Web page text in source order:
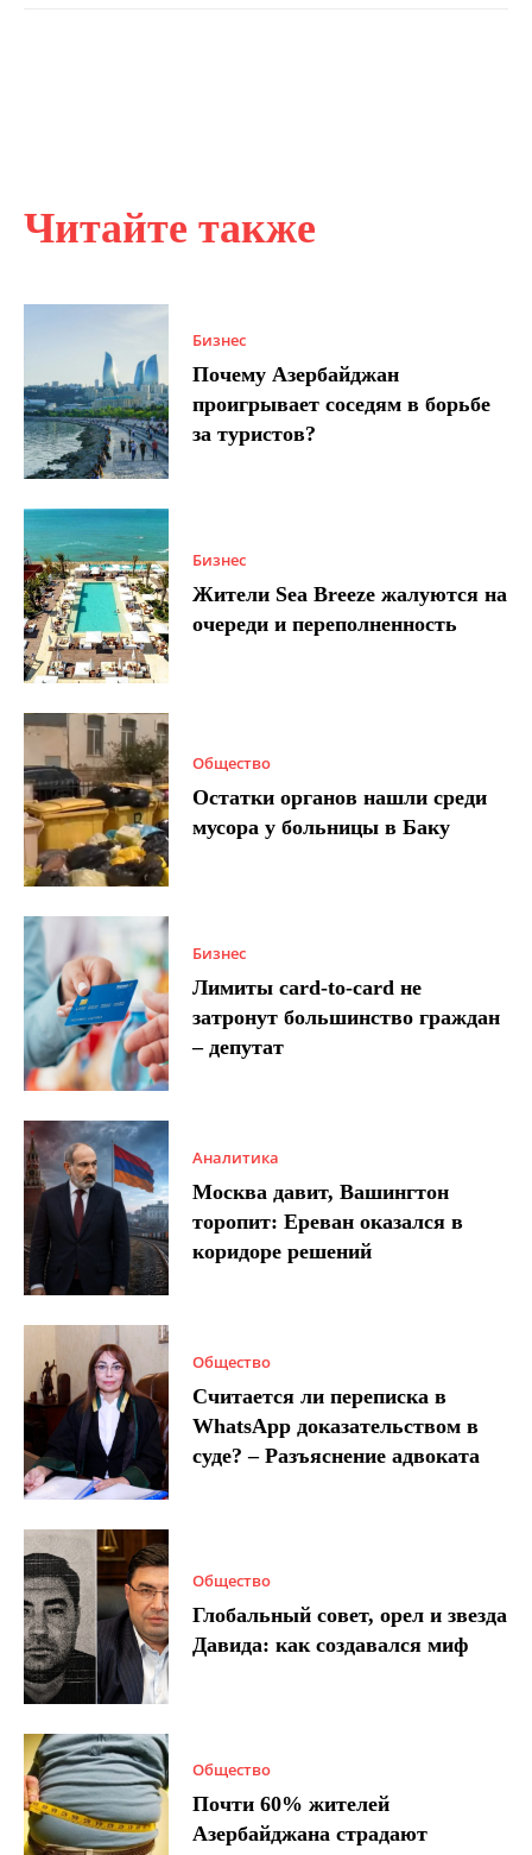
Читайте также
Бизнес
Почему Азербайджан
проигрывает соседям в борьбе
за туристов?
Бизнес
Жители Sea Breeze жалуются на
очереди и переполненность
Общество
Остатки органов нашли среди
мусора у больницы в Баку
Бизнес
Лимиты card-to-card не
затронут большинство граждан
– депутат
Аналитика
Москва давит, Вашингтон
торопит: Ереван оказался в
коридоре решений
Общество
Считается ли переписка в
WhatsApp доказательством в
суде? – Разъяснение адвоката
Общество
Глобальный совет, орел и звезда
Давида: как создавался миф
Общество
Почти 60% жителей
Азербайджана страдают